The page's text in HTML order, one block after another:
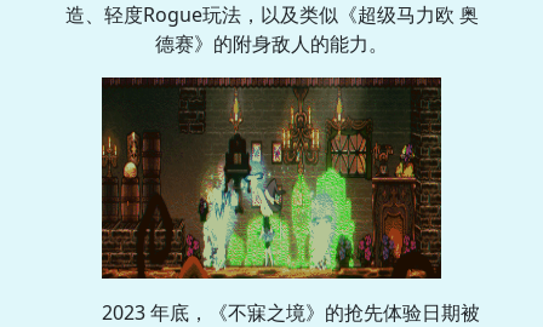
造、轻度Rogue玩法，以及类似《超级马力欧 奥
德赛》的附身敌人的能力。
2023 年底，《不寐之境》的抢先体验日期被